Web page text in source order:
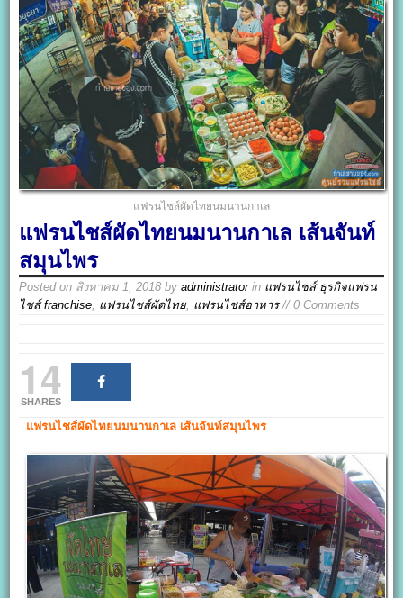
แฟรนไชส์ผัดไทยนมนานกาเล
แฟรนไชส์ผัดไทยนมนานกาเล เส้นจันท์
สมุนไพร
Posted on สิงหาคม 1, 2018 byadministratorin แฟรนไชส์ ธุรกิจแฟรน
ไชส์ franchise, แฟรนไชส์ผัดไทย, แฟรนไชส์อาหาร// 0 Comments
14
SHARES
แฟรนไชส์ผัดไทยนมนานกาเล เส้นจันท์สมุนไพร